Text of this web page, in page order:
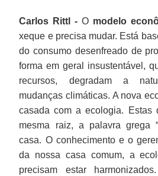
Carlos Rittl - O modelo
xeque e precisa mudar. Está
do consumo desenfreado de
forma em geral insustentável,
recursos, degradam a
mudanças climáticas. A nova
casada com a ecologia. Estas
mesma raiz, a palavra grega
casa. O conhecimento e o
da nossa casa comum, a
precisam estar